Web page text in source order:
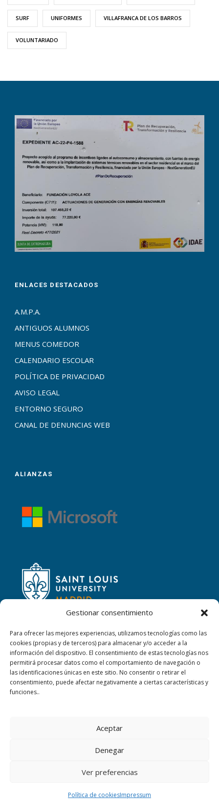
Gestionar consentimiento
Para ofrecer las mejores experiencias, utilizamos tecnologías como las
cookies (propias y de terceros) para almacenar y/o acceder a la
información del dispositivo. El consentimiento de estas tecnologías nos
permitirá procesar datos como el comportamiento de navegación o
las identificaciones únicas en este sitio. No consentir o retirar el
consentimiento, puede afectar negativamente a ciertas características y
funciones..
Aceptar
Denegar
Ver preferencias
Política de cookiesImpressum
SURF UNIFORMES VILLAFRANCA DE LOS BARROS
VOLUNTARIADO
ENLACES DESTACADOS
A.M.P.A.
ANTIGUOS ALUMNOS
MENUS COMEDOR
CALENDARIO ESCOLAR
POLÍTICA DE PRIVACIDAD
AVISO LEGAL
ENTORNO SEGURO
CANAL DE DENUNCIAS WEB
ALIANZAS
CONTACTAR
Calle San Ignacio, 2,
06220 Villafranca de los Barros (Badajoz)
sanjosevillafranca@fundacionloyola.es
COPYRIGHT © 2019 FUNDACIÓN LOYOLA. ALL